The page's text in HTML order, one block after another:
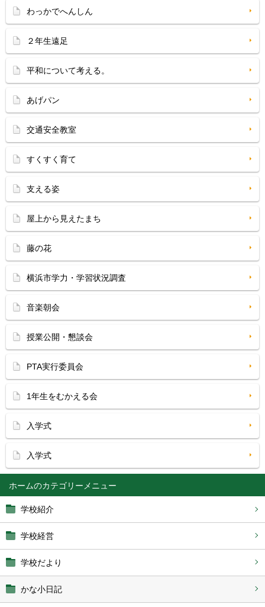
ホーム
学校紹介
学校経営
学校だより
かな小日記
わっかでへんしん
２年生遠足
平和について考える。
あげパン
交通安全教室
すくすく育て
支える姿
屋上から見えたまち
藤の花
横浜市学力・学習状況調査
音楽朝会
授業公開・懇談会
PTA実行委員会
1年生をむかえる会
入学式
入学式